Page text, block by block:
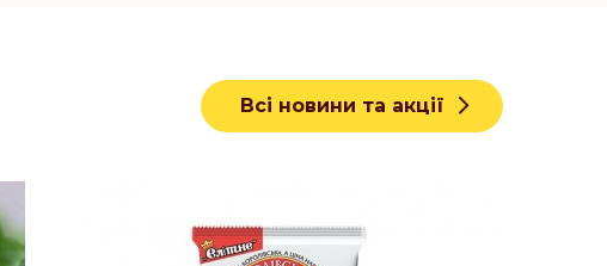
Всі новини та акції